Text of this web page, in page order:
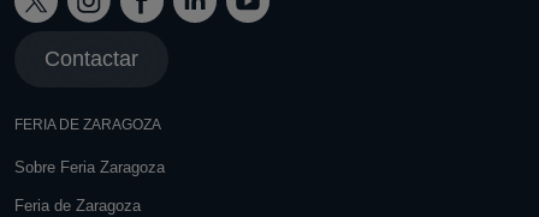
Contactar
FERIA DE ZARAGOZA
Sobre Feria Zaragoza
Feria de Zaragoza